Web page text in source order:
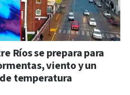
Ríos se prepara para
viento y un
temperatura